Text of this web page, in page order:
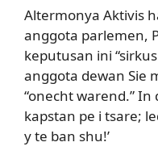
Altermonya Aktivis
anggota parlemen,
keputusan ini
anggota dewan Sie
“onecht warend.” In
kapstan pe i tsare;
y te ban shu!’